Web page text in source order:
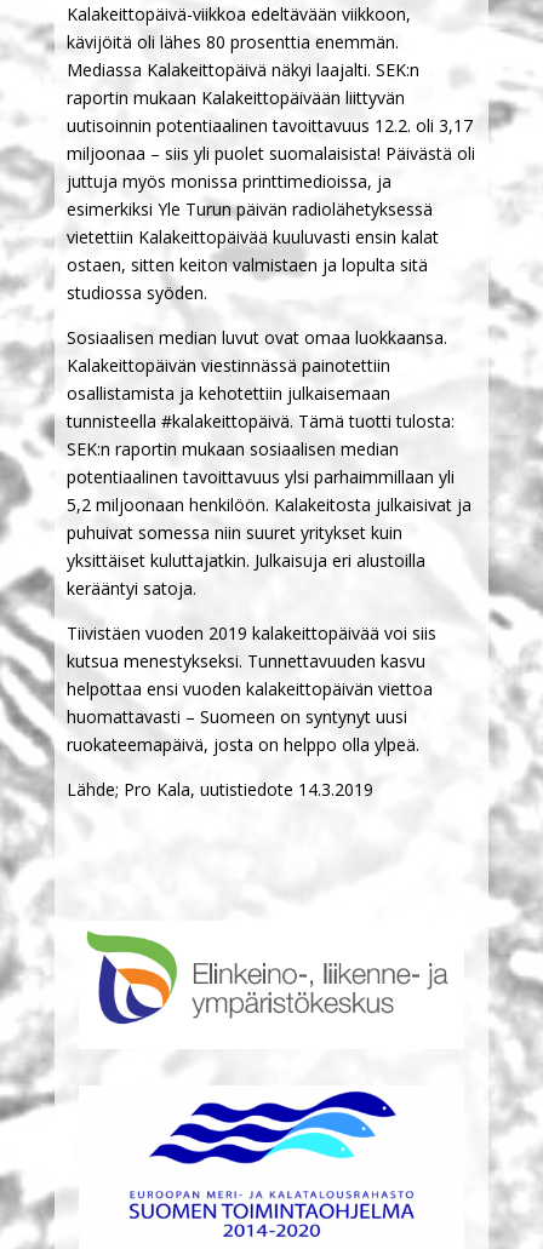
Kalakeittopäivä-viikkoa edeltävään viikkoon,
kävijöitä oli lähes 80 prosenttia enemmän.
Mediassa Kalakeittopäivä näkyi laajalti. SEK:n
raportin mukaan Kalakeittopäivään liittyvän
uutisoinnin potentiaalinen tavoittavuus 12.2. oli 3,17
miljoonaa – siis yli puolet suomalaisista! Päivästä oli
juttuja myös monissa printtimedioissa, ja
esimerkiksi Yle Turun päivän radiolähetyksessä
vietettiin Kalakeittopäivää kuuluvasti ensin kalat
ostaen, sitten keiton valmistaen ja lopulta sitä
studiossa syöden.
Sosiaalisen median luvut ovat omaa luokkaansa.
Kalakeittopäivän viestinnässä painotettiin
osallistamista ja kehotettiin julkaisemaan
tunnisteella #kalakeittopäivä. Tämä tuotti tulosta:
SEK:n raportin mukaan sosiaalisen median
potentiaalinen tavoittavuus ylsi parhaimmillaan yli
5,2 miljoonaan henkilöön. Kalakeitosta julkaisivat ja
puhuivat somessa niin suuret yritykset kuin
yksittäiset kuluttajatkin. Julkaisuja eri alustoilla
kerääntyi satoja.
Tiivistäen vuoden 2019 kalakeittopäivää voi siis
kutsua menestykseksi. Tunnettavuuden kasvu
helpottaa ensi vuoden kalakeittopäivän viettoa
huomattavasti – Suomeen on syntynyt uusi
ruokateemapäivä, josta on helppo olla ylpeä.
Lähde; Pro Kala, uutistiedote 14.3.2019